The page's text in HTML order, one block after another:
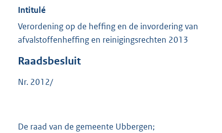
Intitulé
Verordening op de heffing en de invordering van
afvalstoffenheffing en reinigingsrechten 2013
Raadsbesluit
Nr. 2012/
De raad van de gemeente Ubbergen;